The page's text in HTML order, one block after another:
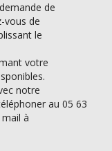
de
vous de
le
votre
notre
au 05 63
à